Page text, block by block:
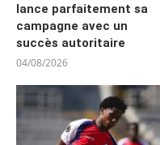
lance parfaitement sa
campagne avec un
succès autoritaire
04/08/2026